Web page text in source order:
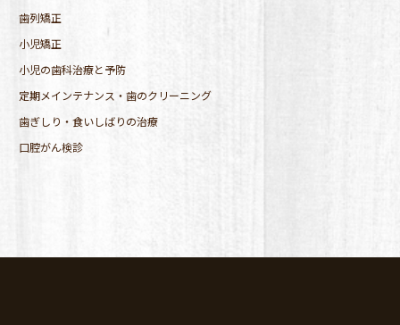
歯列矯正
小児矯正
小児の歯科治療と予防
定期メインテナンス・歯のクリーニング
歯ぎしり・食いしばりの治療
口腔がん検診